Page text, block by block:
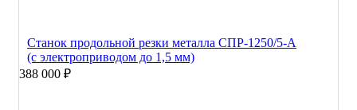
Станок продольной резки металла СПР-1250/5-А
(с электроприводом до 1,5 мм)
388 000 ₽